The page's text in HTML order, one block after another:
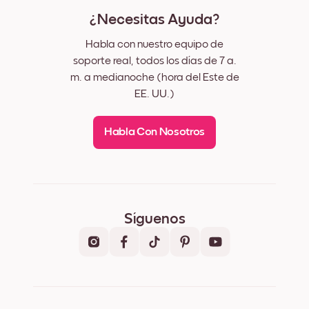
¿Necesitas Ayuda?
Habla con nuestro equipo de
soporte real, todos los días de 7 a.
m. a medianoche (hora del Este de
EE. UU.)
Habla Con Nosotros
Síguenos